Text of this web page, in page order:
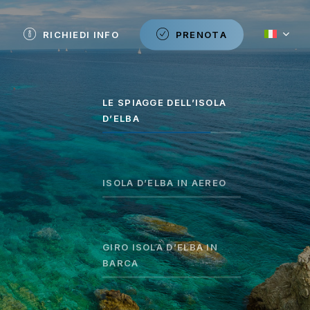
RICHIEDI INFO PRE NOTA
LE SPIAGGE DELL’ISOLA
D’ELBA
ISOLA D’ELBA IN AEREO
GIRO ISOLA D’ELBA IN
BARCA